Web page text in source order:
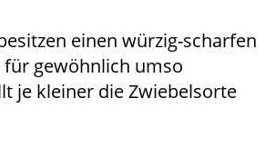
einen würzig-scharfen
für gewöhnlich umso
je kleiner die Zwiebelsorte